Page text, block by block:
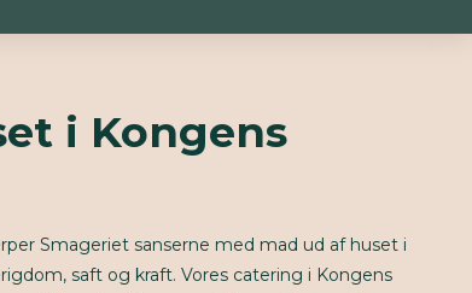
i Kongens
Smageriet sanserne med mad ud af huset i
saft og kraft. Vores catering i Kongens